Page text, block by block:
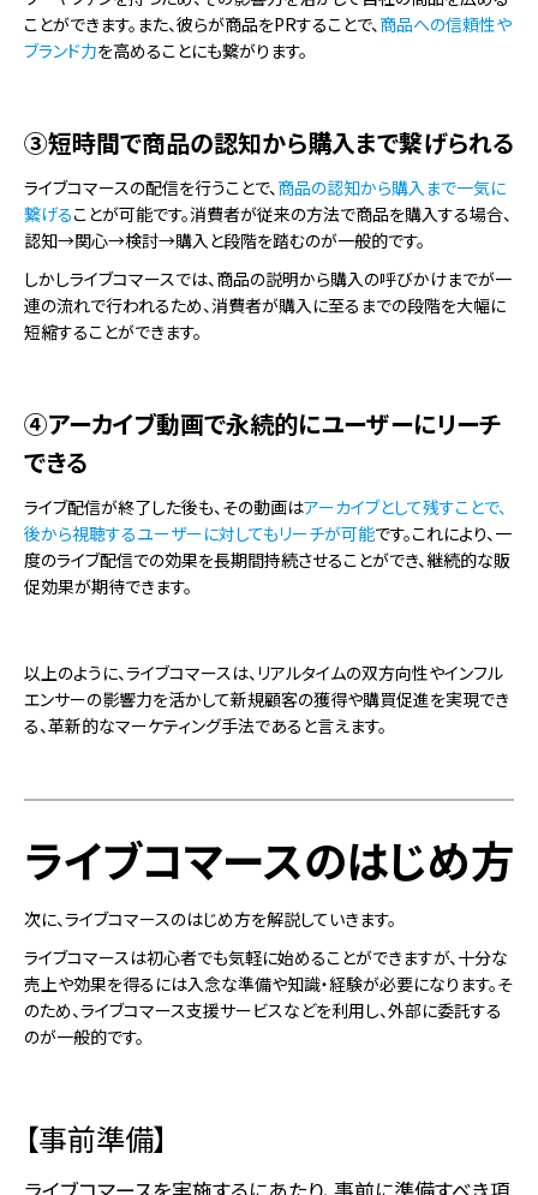
ことができます。また、彼らが商品をPRすることで、 商品への信頼性や
ブランド力を高めることにも繋がります。
③短時間で商品の認知から購入まで繋げられる
ライブコマースの配信を行うことで、 商品の認知から購入まで一気に
繋げることが可能です。消費者が従来の方法で商品を購入する場合、
認知→関心→検討→購入と段階を踏むのが一般的です。
しかしライブコマースでは、商品の説明から購入の呼びかけまでが一
連の流れで行われるため、消費者が購入に至るまでの段階を大幅に
短縮することができます。
④アーカイブ動画で永続的にユーザーにリーチ
できる
ライブ配信が終了した後も、その動画はアーカイブとして残すことで、
後から視聴するユーザーに対してもリーチが可能です。これにより、一
度のライブ配信での効果を長期間持続させることができ、継続的な販
促効果が期待できます。
以上のように、ライブコマースは、リアルタイムの双方向性やインフル
エンサーの影響力を活かして新規顧客の獲得や購買促進を実現でき
る、革新的なマーケティング手法であると言えます。
ライブコマースのはじめ方
次に、ライブコマースのはじめ方を解説していきます。
ライブコマースは初心者でも気軽に始めることができますが、十分な
売上や効果を得るには入念な準備や知識・経験が必要になります。そ
のため、ライブコマース支援サービスなどを利用し、外部に委託する
のが一般的です。
【事前準備】
ライブコマースを実施するにあたり、事前に準備すべき項